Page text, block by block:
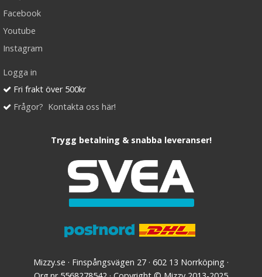
Facebook
Youtube
Instagram
Logga in
Fri frakt över 500kr
Frågor? Kontakta oss här!
Trygg betalning & snabba leveranser!
Mizzy.se · Finspångsvägen 27 · 602 13 Norrköping ·